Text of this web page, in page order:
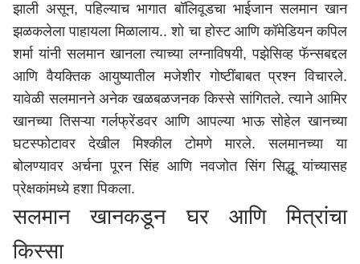
झाली असून, पहिल्याच भागात बॉलिवूडचा भाईजान सलमान खान
झळकलेला पाहायला मिळालाय.. शो चा होस्ट आणि कॉमेडियन कपिल
शर्मा यांनी सलमान खानला त्याच्या लग्नाविषयी, पझेसिव्ह फॅन्सबद्दल
आणि वैयक्तिक आयुष्यातील मजेशीर गोष्टींबाबत प्रश्न विचारले.
यावेळी सलमानने अनेक खळबळजनक किस्से सांगितले. त्याने आमिर
खानच्या तिसऱ्या गर्लफ्रेंडवर आणि आपल्या भाऊ सोहेल खानच्या
घटस्फोटावर देखील मिश्कील टोमणे मारले. सलमानच्या या
बोलण्यावर अर्चना पूरन सिंह आणि नवजोत सिंग सिद्धू यांच्यासह
प्रेक्षकांमध्ये हशा पिकला.
सलमान खानकडून घर आणि मित्रांचा
किस्सा